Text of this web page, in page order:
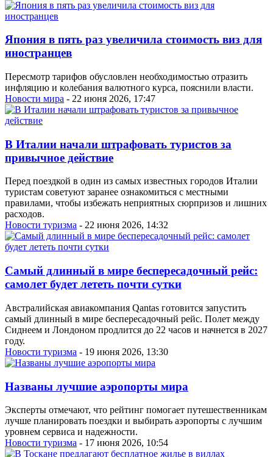
Япония в пять раз увеличила стоимость виз для
иностранцев
Пересмотр тарифов обусловлен необходимостью отразить
инфляцию и колебания валютного курса, пояснили власти.
Новости мира - 22 июня 2026, 17:47
В Италии начали штрафовать туристов за
привычное действие
Перед поездкой в один из самых известных городов Италии
туристам советуют заранее ознакомиться с местными
правилами, чтобы избежать неприятных сюрпризов и лишних
расходов.
Новости туризма - 22 июня 2026, 14:32
Самый длинный в мире беспересадочный рейс:
самолет будет лететь почти сутки
Австралийская авиакомпания Qantas готовится запустить
самый длинный в мире беспересадочный рейс. Полет между
Сиднеем и Лондоном продлится до 22 часов и начнется в 2027
году.
Новости туризма - 19 июня 2026, 13:30
Названы лучшие аэропорты мира
Эксперты отмечают, что рейтинг помогает путешественникам
лучше планировать поездки и выбирать аэропорты с лучшим
уровнем сервиса и надежности.
Новости туризма - 17 июня 2026, 10:54